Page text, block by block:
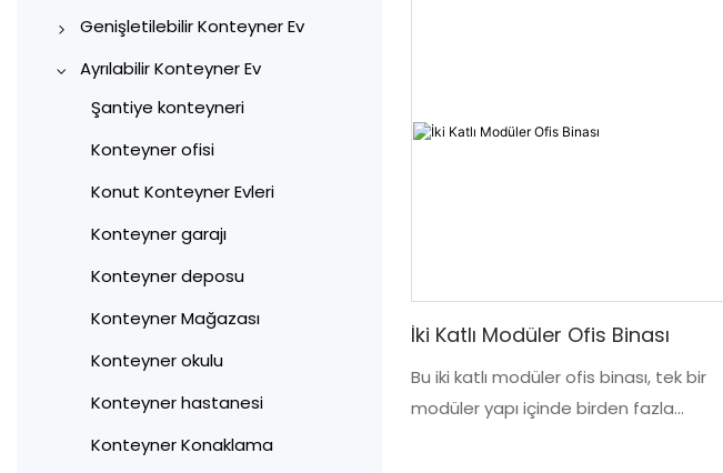
Genişletilebilir Konteyner Ev
10ft genişletilebilir konteyner
20ft Genişletilebilir
evi
40ft Genişletilebilir
Konteyner Ev
Ayrılabilir Konteyner Ev
Şantiye konteyneri
Konteyner ofisi
Konut Konteyner Evleri
Konteyner garajı
Konteyner deposu
Konteyner Mağazası
Konteyner okulu
Konteyner hastanesi
Konteyner Konaklama
İki Katlı Modüler Ofis Binası
Bu iki katlı modüler ofis binası, tek bir
modüler yapı içinde birden fazla